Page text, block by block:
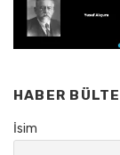
HABER
İsim